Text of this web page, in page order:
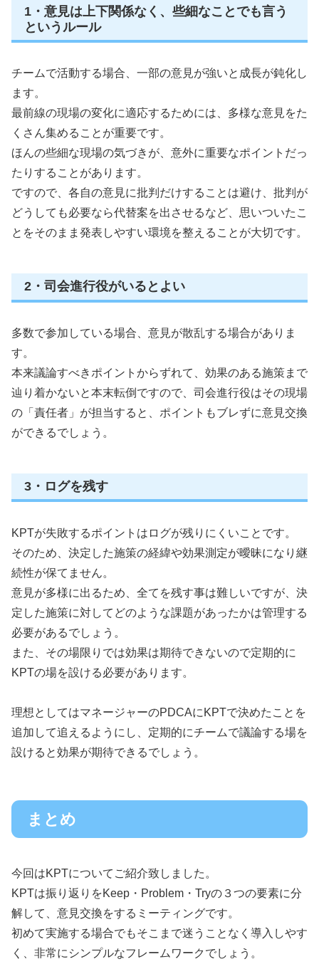
1・意見は上下関係なく、些細なことでも言う
というルール
チームで活動する場合、一部の意見が強いと成長が鈍化し
ます。
最前線の現場の変化に適応するためには、多様な意見をた
くさん集めることが重要です。
ほんの些細な現場の気づきが、意外に重要なポイントだっ
たりすることがあります。
ですので、各自の意見に批判だけすることは避け、批判が
どうしても必要なら代替案を出させるなど、思いついたこ
とをそのまま発表しやすい環境を整えることが大切です。
2・司会進行役がいるとよい
多数で参加している場合、意見が散乱する場合がありま
す。
本来議論すべきポイントからずれて、効果のある施策まで
辿り着かないと本末転倒ですので、司会進行役はその現場
の「責任者」が担当すると、ポイントもブレずに意見交換
ができるでしょう。
3・ログを残す
KPTが失敗するポイントはログが残りにくいことです。
そのため、決定した施策の経緯や効果測定が曖昧になり継
続性が保てません。
意見が多様に出るため、全てを残す事は難しいですが、決
定した施策に対してどのような課題があったかは管理する
必要があるでしょう。
また、その場限りでは効果は期待できないので定期的に
KPTの場を設ける必要があります。
理想としてはマネージャーのPDCAにKPTで決めたことを
追加して追えるようにし、定期的にチームで議論する場を
設けると効果が期待できるでしょう。
まとめ
今回はKPTについてご紹介致しました。
KPTは振り返りをKeep・Problem・Tryの３つの要素に分
解して、意見交換をするミーティングです。
初めて実施する場合でもそこまで迷うことなく導入しやす
く、非常にシンプルなフレームワークでしょう。